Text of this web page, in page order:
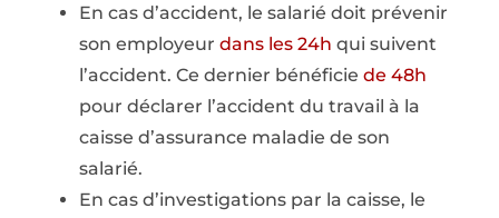
En cas d’accident, le salarié doit prévenir
son employeur dans les 24h qui suivent
l’accident. Ce dernier bénéficie de 48h
pour déclarer l’accident du travail à la
caisse d’assurance maladie de son
salarié.
En cas d’investigations par la caisse, le